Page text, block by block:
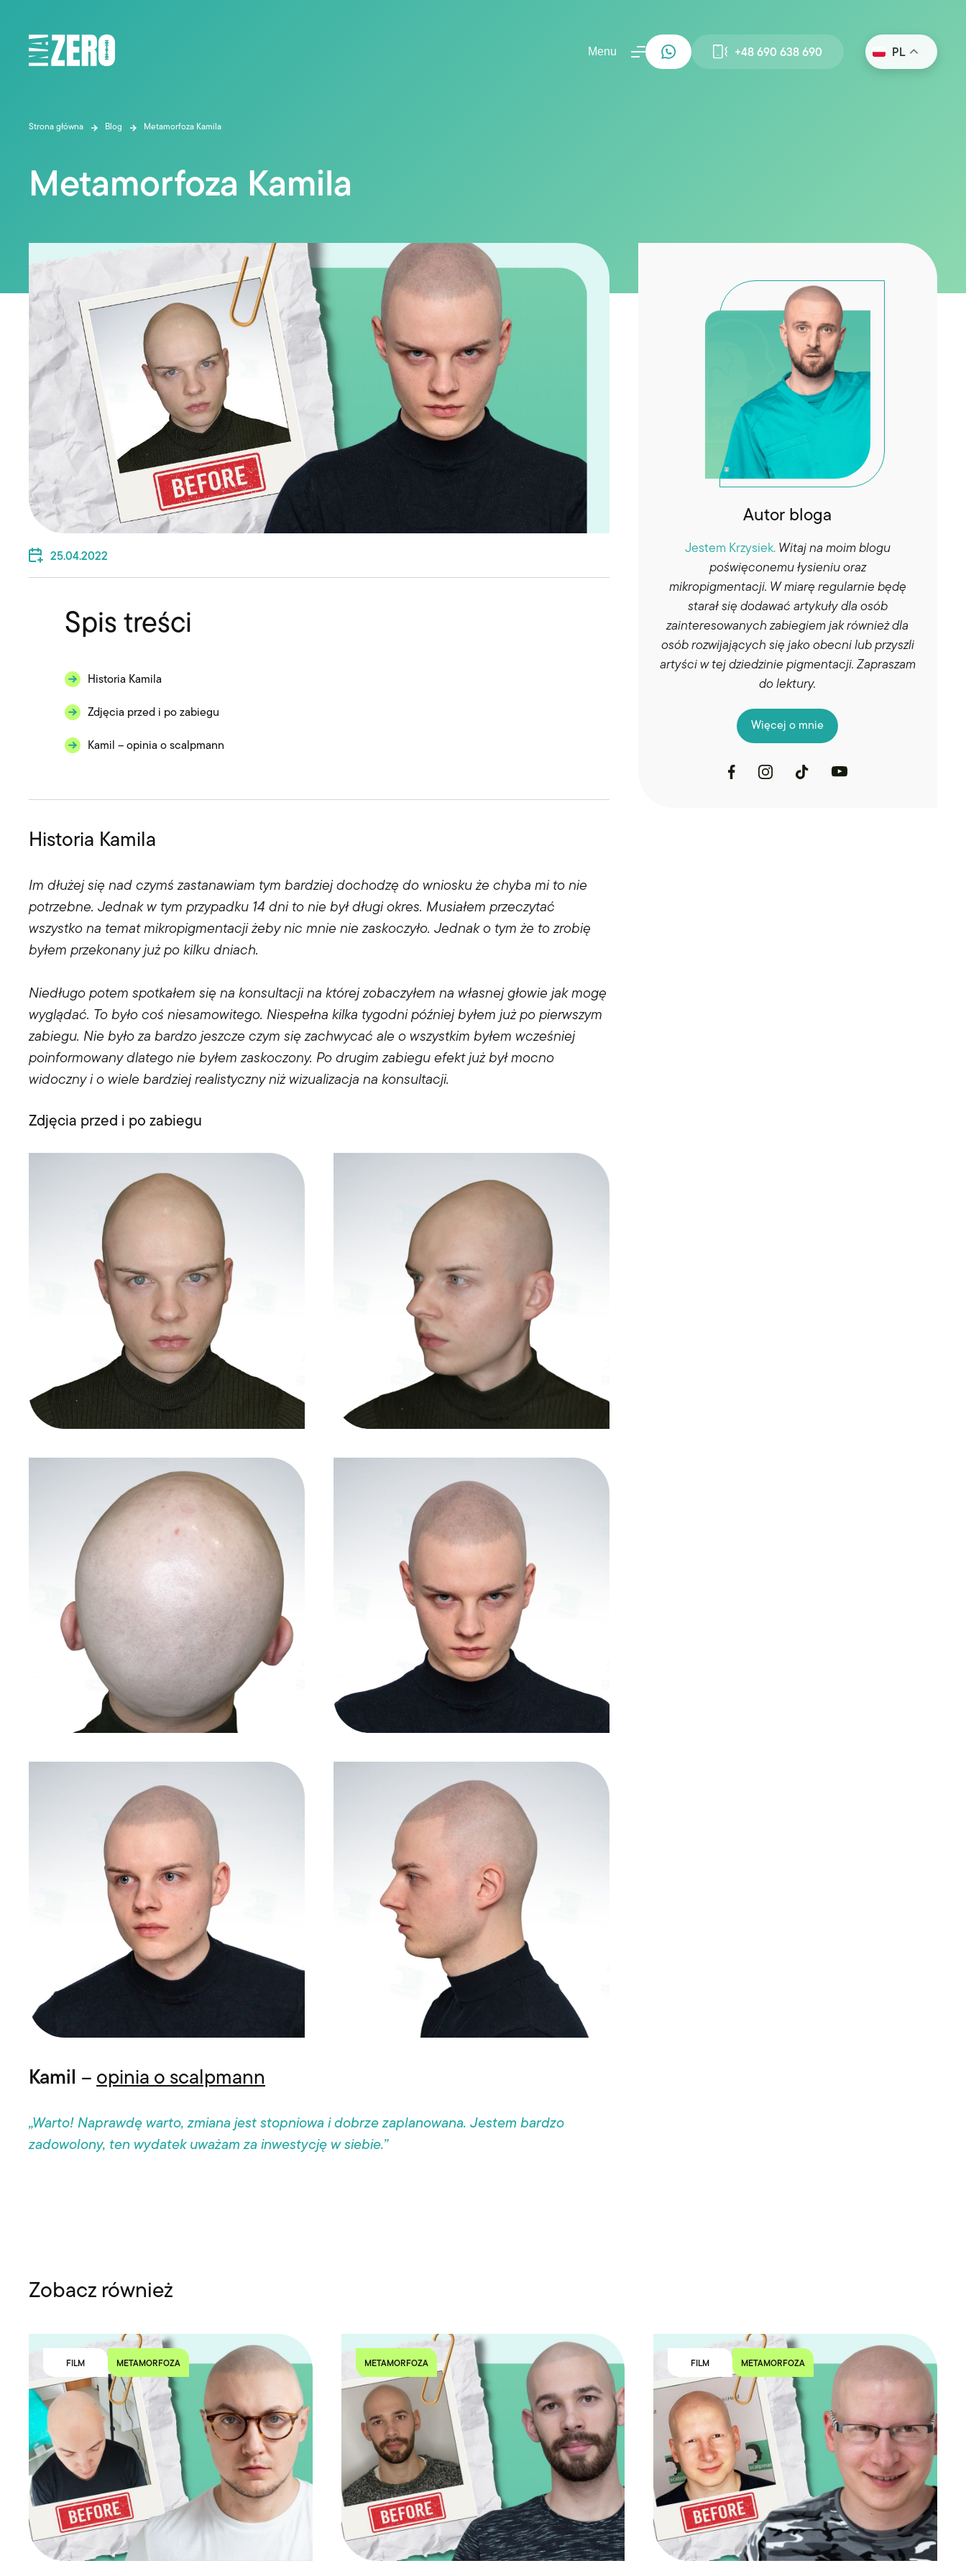
Menu +48 690 638 690 PL
Strona główna Blog Metamorfoza Kamila
Metamorfoza Kamila
25.04.2022
Spis treści
Historia Kamila
Zdjęcia przed i po zabiegu
Kamil – opinia o scalpmann
Historia Kamila
Im dłużej się nad czymś zastanawiam tym bardziej dochodzę do wniosku że chyba mi to nie
potrzebne. Jednak w tym przypadku 14 dni to nie był długi okres. Musiałem przeczytać
wszystko na temat mikropigmentacji żeby nic mnie nie zaskoczyło. Jednak o tym że to zrobię
byłem przekonany już po kilku dniach.
Niedługo potem spotkałem się na konsultacji na której zobaczyłem na własnej głowie jak mogę
wyglądać. To było coś niesamowitego. Niespełna kilka tygodni później byłem już po pierwszym
zabiegu. Nie było za bardzo jeszcze czym się zachwycać ale o wszystkim byłem wcześniej
poinformowany dlatego nie byłem zaskoczony. Po drugim zabiegu efekt już był mocno
widoczny i o wiele bardziej realistyczny niż wizualizacja na konsultacji.
Zdjęcia przed i po zabiegu
Kamil – opinia o scalpmann
„Warto! Naprawdę warto, zmiana jest stopniowa i dobrze zaplanowana. Jestem bardzo
zadowolony, ten wydatek uważam za inwestycję w siebie.”
Autor bloga
Jestem Krzysiek. Witaj na moim blogu
poświęconemu łysieniu oraz
mikropigmentacji. W miarę regularnie będę
starał się dodawać artykuły dla osób
zainteresowanych zabiegiem jak również dla
osób rozwijających się jako obecni lub przyszli
artyści w tej dziedzinie pigmentacji. Zapraszam
do lektury.
Więcej o mnie
Zobacz również
FILM METAMORFOZA METAMORFOZA FILM METAMORFOZA